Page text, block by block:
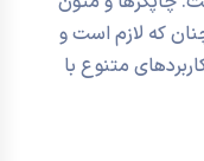
که لازم است و
متنوع با